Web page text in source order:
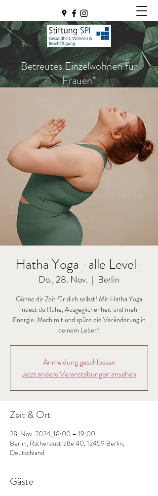
Betreutes Einzelwohnen für
Frauen*
Hatha Yoga -alle Level-
Do., 28. Nov.
  |
Berlin
Gönne dir Zeit für dich selbst! Mit Hatha Yoga
findest du Ruhe, Ausgeglichenheit und mehr
Energie. Mach mit und spüre die Veränderung in
deinem Leben!
Anmeldung geschlossen
Jetzt andere Veranstaltungen ansehen
Zeit & Ort
28. Nov. 2024, 18:00 – 19:00
Berlin, Rathenaustraße 40, 12459 Berlin,
Deutschland
Gäste